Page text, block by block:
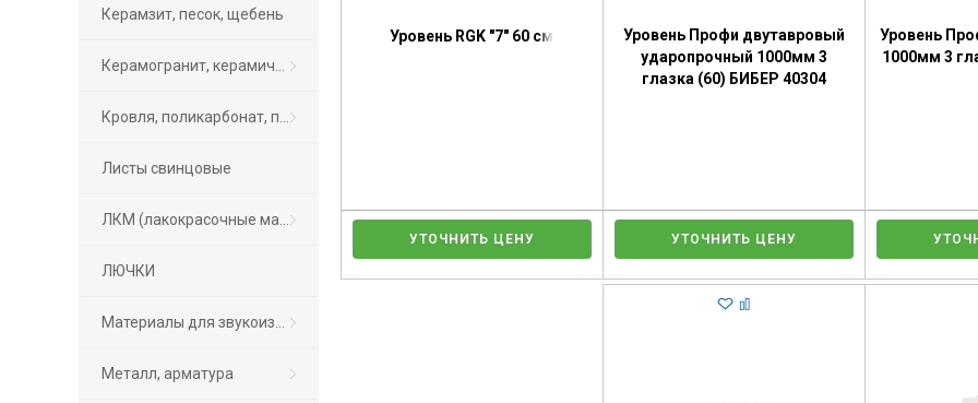
Керамзит, песок, щебень
Листы свинцовые
ЛЮЧКИ
Металл, арматура
Уровень RGK "7" 60 см
УТОЧНИТЬ ЦЕНУ
Уровень Профи двутавровый
ударопрочный 1000мм 3
глазка (60) БИБЕР 40304
УТОЧНИТЬ ЦЕНУ
Уровень
1000мм 3